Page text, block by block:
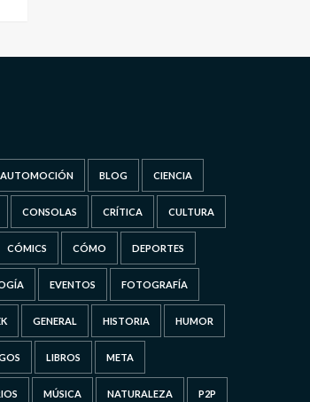
AUTOMOCIÓN BLOG CIENCIA
CONSOLAS CRÍTICA CULTURA
CÓMICS CÓMO DEPORTES
EVENTOS FOTOGRAFÍA
GENERAL HISTORIA HUMOR
LIBROS META
MÚSICA NATURALEZA P2P